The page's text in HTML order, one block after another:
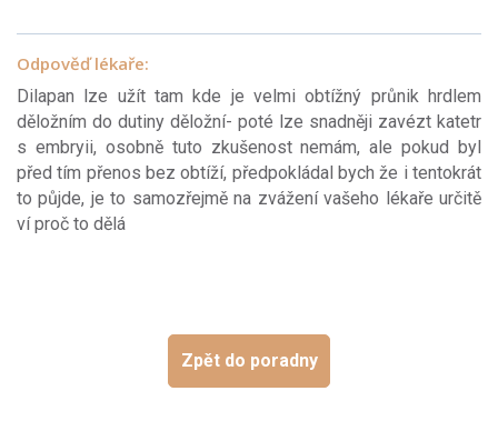
Odpověď lékaře:
Dilapan lze užít tam kde je velmi obtížný průnik hrdlem
děložním do dutiny děložní- poté lze snadněji zavézt katetr
s embryii, osobně tuto zkušenost nemám, ale pokud byl
před tím přenos bez obtíží, předpokládal bych že i tentokrát
to půjde, je to samozřejmě na zvážení vašeho lékaře určitě
ví proč to dělá
Zpět do poradny